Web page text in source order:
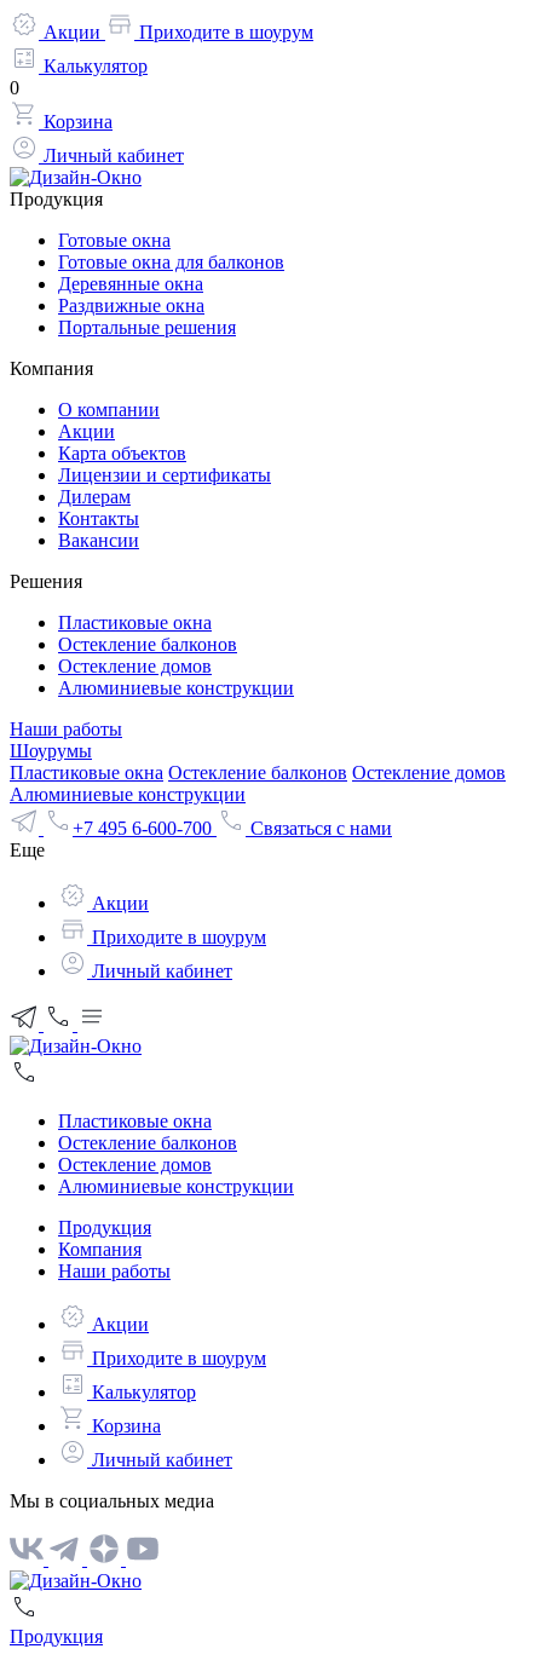
Акции
Приходите в шоурум
Калькулятор
0
Корзина
Личный кабинет
Продукция
Готовые окна
Готовые окна для балконов
Деревянные окна
Раздвижные окна
Портальные решения
Компания
О компании
Акции
Карта объектов
Лицензии и сертификаты
Дилерам
Контакты
Вакансии
Решения
Пластиковые окна
Остекление балконов
Остекление домов
Алюминиевые конструкции
Наши работы
Шоурумы
Пластиковые окна Остекление балконов Остекление домов
Алюминиевые конструкции
+7 495 6-600-700
Связаться с нами
Еще
Акции
Приходите в шоурум
Личный кабинет
Пластиковые окна
Остекление балконов
Остекление домов
Алюминиевые конструкции
Продукция
Компания
Наши работы
Акции
Приходите в шоурум
Калькулятор
Корзина
Личный кабинет
Мы в социальных медиа
Продукция